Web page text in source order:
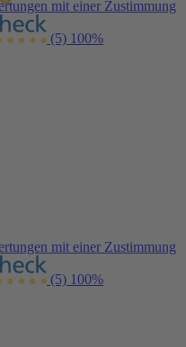
mit einer Zustimmung
(5) 100%
mit einer Zustimmung
(5) 100%